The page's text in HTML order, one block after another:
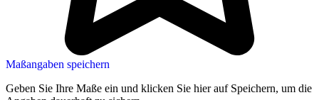
Maßangaben speichern
Geben Sie Ihre Maße ein und klicken Sie hier auf Speichern, um die